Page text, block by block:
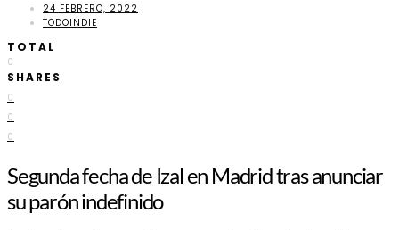
24 FEBRERO, 2022
TODOINDIE
TOTAL
0
SHARES
0
0
0
Segunda fecha de Izal en Madrid tras anunciar
su parón indefinido